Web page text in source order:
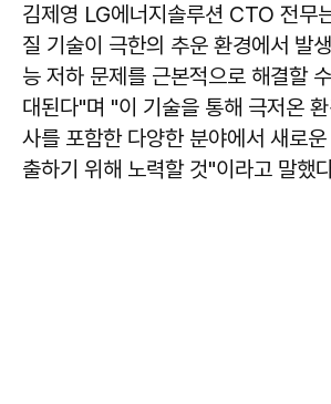
김제영 LG에너지솔루션 CTO 전무
질 기술이 극한의 추운 환경에서 발
능 저하 문제를 근본적으로 해결할
대된다"며 "이 기술을 통해 극저온
사를 포함한 다양한 분야에서 새로
출하기 위해 노력할 것"이라고 말했